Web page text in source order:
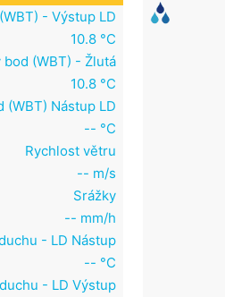
- Výstup LD
10.8 °C
bod (WBT) - Žlutá
10.8 °C
(WBT) Nástup LD
-- °C
Rychlost větru
-- m/s
Srážky
-- mm/h
- LD Nástup
-- °C
- LD Výstup